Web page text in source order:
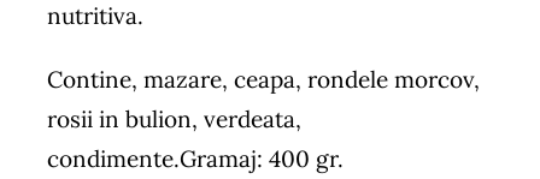
nutritiva.
Contine, mazare, ceapa, rondele morcov,
rosii in bulion, verdeata,
condimente.Gramaj: 400 gr.